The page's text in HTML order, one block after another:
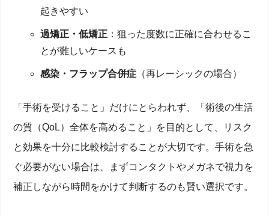
起きやすい
過矯正・低矯正 ：狙った度数に正確に合わせるこ
とが難しいケースも
感染・フラップ合併症 （再レーシックの場合）
「手術を受けること」だけにとらわれず、「術後の生活
の質（QoL）全体を高めること」を目的として、リスク
と効果を十分に比較検討することが大切です。手術を急
ぐ必要がない場合は、まずコンタクトやメガネで視力を
補正しながら時間をかけて判断するのも賢い選択です。